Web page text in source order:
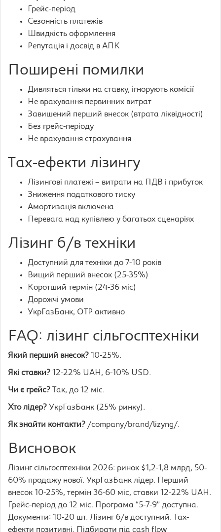
Грейс-період
Сезонність платежів
Швидкість оформлення
Репутація і досвід в АПК
Поширені помилки
Дивляться тільки на ставку, ігнорують комісії
Не врахування первинних витрат
Завишений перший внесок (втрата ліквідності)
Без грейс-періоду
Не врахування страхування
Tax-ефекти лізингу
Лізингові платежі – витрати на ПДВ і прибуток
Зниження податкового тиску
Амортизація включена
Перевага над купівлею у багатьох сценаріях
Лізинг б/в техніки
Доступний для техніки до 7-10 років
Вищий перший внесок (25-35%)
Коротший термін (24-36 міс)
Дорожчі умови
УкрГазБанк, OTP активно
FAQ: лізинг сільгосптехніки
Який перший внесок? 10-25%.
Які ставки? 12-22% UAH, 6-10% USD.
Чи є грейс? Так, до 12 міс.
Хто лідер? УкрГазБанк (25% ринку).
Як знайти контакти? /company/brand/lizyng/.
Висновок
Лізинг сільгосптехніки 2026: ринок $1,2-1,8 млрд, 50-
60% продажу нової. УкрГазБанк лідер. Перший
внесок 10-25%, термін 36-60 міс, ставки 12-22% UAH.
Грейс-період до 12 міс. Програма “5-7-9” доступна.
Документи: 10-20 шт. Лізинг б/в доступний. Tax-
ефекти позитивні. Підбирати під cash flow